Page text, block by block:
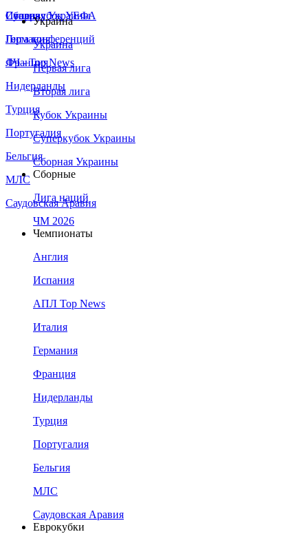
Сборная Украины
Италия
Германия
Франция
Нидерланды
Турция
Португалия
Бельгия
МЛС
Саудовская Аравия
Суперкубок УЕФА
Лига конференций
ЛЧ - Top News
Украина
Украина
Первая лига
Вторая лига
Кубок Украины
Суперкубок Украины
Сборная Украины
Сборные
Лига наций
ЧМ 2026
Чемпионаты
Англия
Испания
АПЛ Top News
Италия
Германия
Франция
Нидерланды
Турция
Португалия
Бельгия
МЛС
Саудовская Аравия
Еврокубки